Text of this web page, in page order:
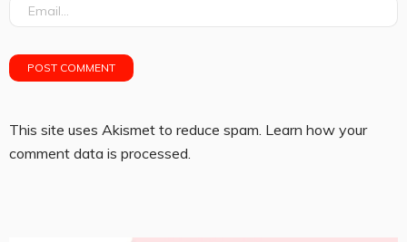
This site uses Akismet to reduce spam. Learn how your
comment data is processed.